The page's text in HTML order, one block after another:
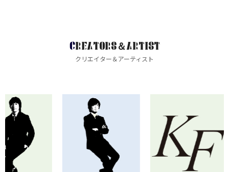
CREATORS＆ARTIST
クリエイター＆アーティスト